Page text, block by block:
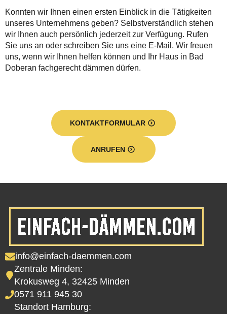
Konnten wir Ihnen einen ersten Einblick in die Tätigkeiten
unseres Unternehmens geben? Selbstverständlich stehen
wir Ihnen auch persönlich jederzeit zur Verfügung. Rufen
Sie uns an oder schreiben Sie uns eine E-Mail. Wir freuen
uns, wenn wir Ihnen helfen können und Ihr Haus in Bad
Doberan fachgerecht dämmen dürfen.
KONTAKTFORMULAR
ANRUFEN
info@einfach-daemmen.com
Zentrale Minden:
Krokusweg 4, 32425 Minden
0571 911 945 30
Standort Hamburg: